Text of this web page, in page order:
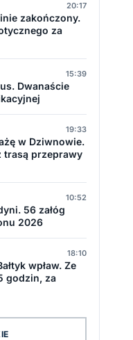
20:17
zakończony.
za
15:39
Dwanaście
19:33
w Dziwnowie.
trasą przeprawy
10:52
56 załóg
2026
18:10
wpław. Ze
godzin, za